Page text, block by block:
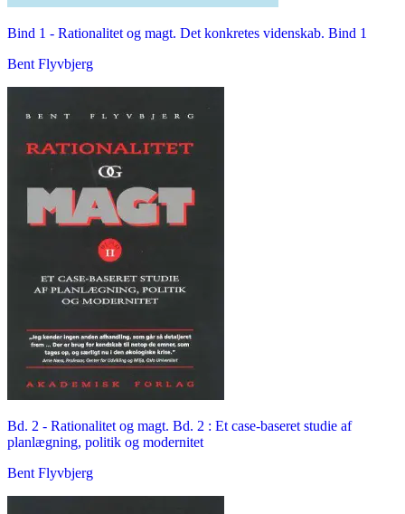
Bind 1 - Rationalitet og magt. Det konkretes videnskab. Bind 1
Bent Flyvbjerg
Bd. 2 - Rationalitet og magt. Bd. 2 : Et case-baseret studie af
planlægning, politik og modernitet
Bent Flyvbjerg